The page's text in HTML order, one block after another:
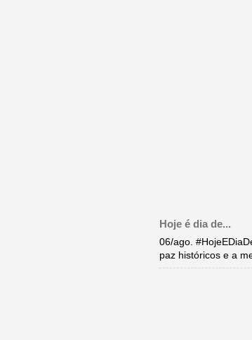
Hoje é dia de...
06/ago.
paz históricos e a